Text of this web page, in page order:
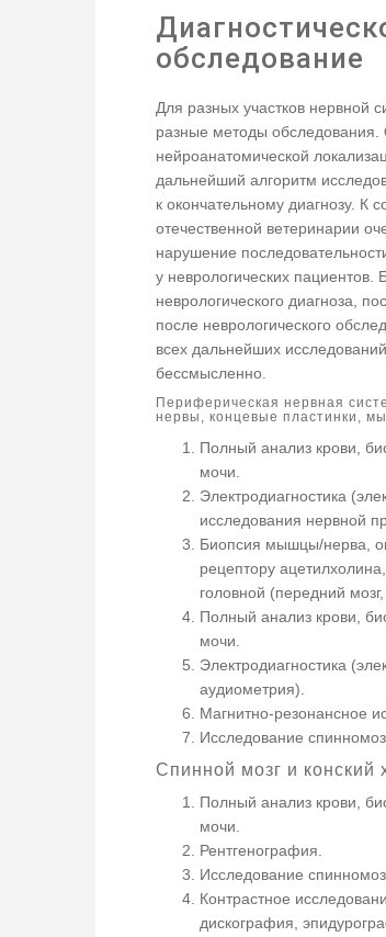
обследование
Для разных участков нервной
разные методы
нейроанатомической
дальнейший алгоритм
к окончательному диагнозу. К
отечественной ветеринарии
нарушение
у неврологических пациентов.
неврологического диагноза,
после неврологического
всех дальнейших
бессмысленно.
Периферическая нервная
нервы, концевые пластинки,
Полный анализ крови,
мочи.
Электродиагностика
исследования нервной
Биопсия мышцы/нерва,
рецептору
головной (передний
Полный анализ крови,
мочи.
Электродиагностика
аудиометрия).
Магнитно-резонансное
Исследование
Спинной мозг и конский
Полный анализ крови,
мочи.
Рентгенография.
Исследование
Контрастное
дискография,